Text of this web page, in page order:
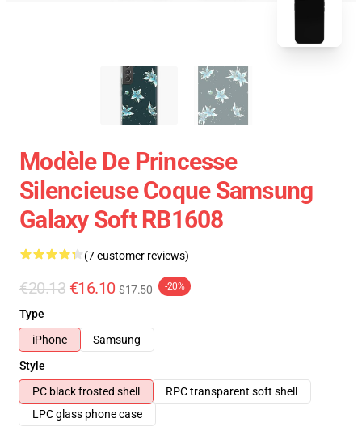
Modèle De Princesse
Silencieuse Coque Samsung
Galaxy Soft RB1608
(7 customer reviews)
€20.13 €16.10 $17.50 -20%
Type
iPhone
Samsung
Style
PC black frosted shell
RPC transparent soft shell
LPC glass phone case